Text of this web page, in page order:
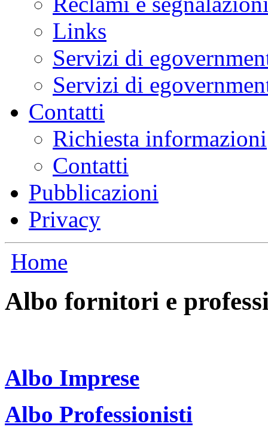
Links
Servizi di
Servizi di
Contatti
Richiesta informazioni
Contatti
Pubblicazioni
Privacy
Home
Albo fornitori e
Albo Imprese
Albo Professionisti